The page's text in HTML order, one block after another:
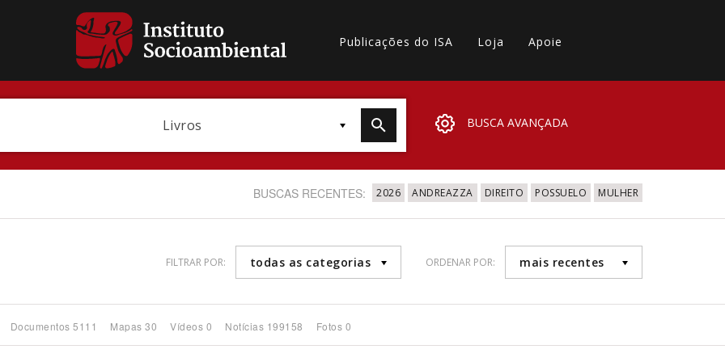
Publicações do ISA Loja Apoie
Livros BUSCA AVANÇADA
BUSCAS RECENTES: 2026 ANDREAZZA DIREITO POSSUELO MULHER
FILTRAR POR: todas as categorias ORDENAR POR: mais recentes
Documentos 5111 Mapas 30 Vídeos 0 Notícias 199158 Fotos 0